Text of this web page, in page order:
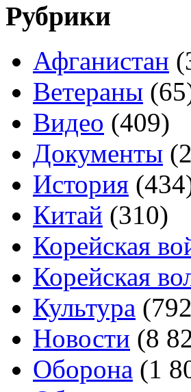
Рубрики
Афганистан
Ветераны
Видео (409)
Документы
История
Китай (310)
Корейская
Корейская
Культура
Новости (8
Оборона (1